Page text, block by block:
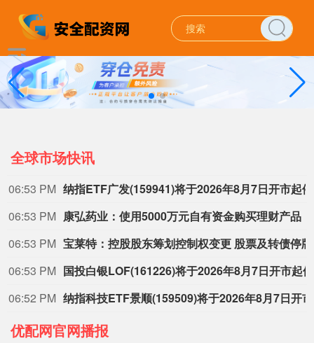
全球市场快讯
06:52 PM 联创光电：控股股东部分股份将被司法拍卖
联创光电8月6日公告，公司股票于2026年8月4日、8月5日、8月6日连续三个交易日收盘价格跌幅偏离值累计超过20%，属于股票交易异常波动情形。2026年8月20日10时至2026年8月21日10时止，公司控股股东电子集团部分股份将被司法拍卖，被司法拍卖数量为9,708,100股，占其所持有公
06:52 PM 云南省政府与中国华电签署深化战略合作协议
06:52 PM
06:51 PM 闪迪美股盘前跌超10%
闪迪美股盘前跌超10%，现报1213.17美元。
06:50 PM
报道：阿联酋考虑投入1万亿
优配网官网播报